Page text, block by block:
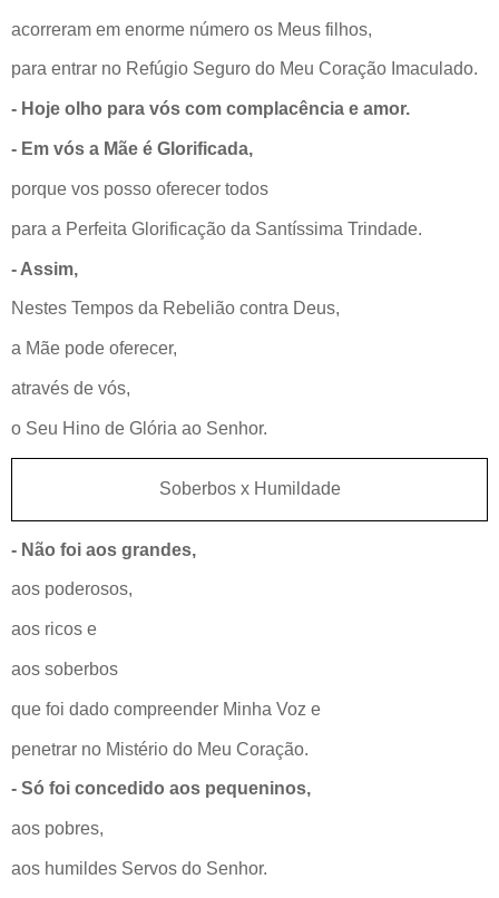
acorreram em enorme número os Meus filhos,
para entrar no Refúgio Seguro do Meu Coração Imaculado.
- Hoje olho para vós com complacência e amor.
- Em vós a Mãe é Glorificada,
porque vos posso oferecer todos
para a Perfeita Glorificação da Santíssima Trindade.
- Assim,
Nestes Tempos da Rebelião contra Deus,
a Mãe pode oferecer,
através de vós,
o Seu Hino de Glória ao Senhor.
Soberbos x Humildade
- Não foi aos grandes,
aos poderosos,
aos ricos e
aos soberbos
que foi dado compreender Minha Voz e
penetrar no Mistério do Meu Coração.
- Só foi concedido aos pequeninos,
aos pobres,
aos humildes Servos do Senhor.